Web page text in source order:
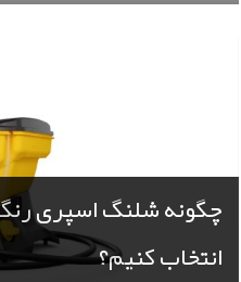
چگونه شلنگ اسپری
انتخاب کنیم؟